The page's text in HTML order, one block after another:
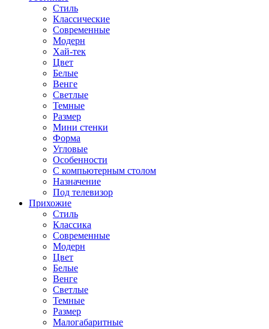
Стиль
Классические
Современные
Модерн
Хай-тек
Цвет
Белые
Венге
Светлые
Темные
Размер
Мини стенки
Форма
Угловые
Особенности
С компьютерным столом
Назначение
Под телевизор
Прихожие
Стиль
Классика
Современные
Модерн
Цвет
Белые
Венге
Светлые
Темные
Размер
Малогабаритные